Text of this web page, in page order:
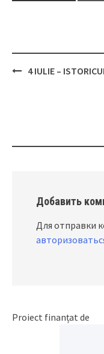
4 IULIE –
Добавить
Для отправки
Proiect finanțat de